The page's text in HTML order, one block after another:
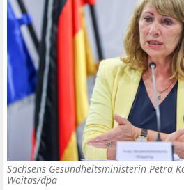
Sachsens Gesundheitsministerin Petra
Woitas/dpa